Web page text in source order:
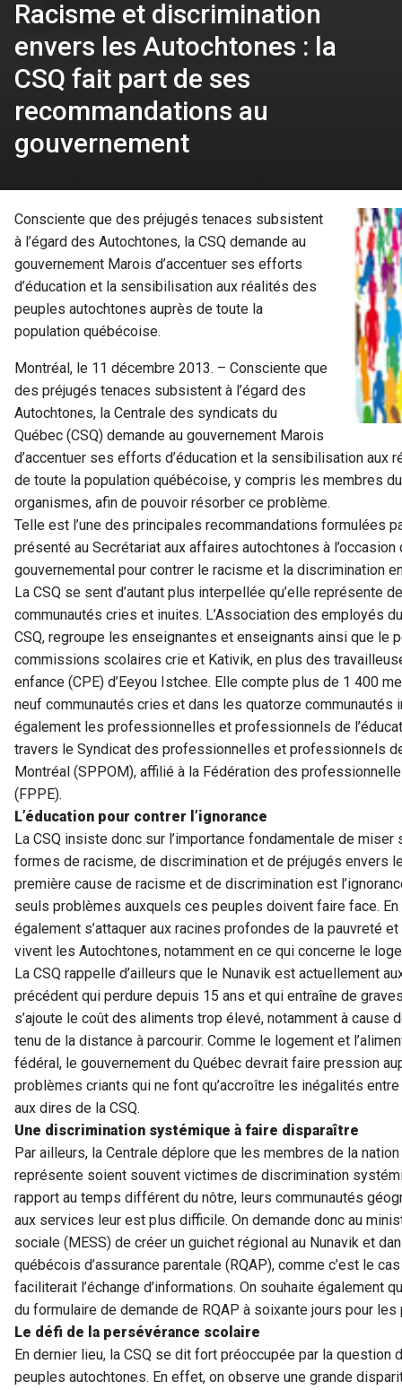
Racisme et discrimination
envers les Autochtones : la
CSQ fait part de ses
recommandations au
gouvernement
Consciente que des préjugés tenaces subsistent
à l’égard des Autochtones, la CSQ demande au
gouvernement Marois d’accentuer ses efforts
d’éducation et la sensibilisation aux réalités des
peuples autochtones auprès de toute la
population québécoise.
Montréal, le 11 décembre 2013. – Consciente que
des préjugés tenaces subsistent à l’égard des
Autochtones, la Centrale des syndicats du
Québec (CSQ) demande au gouvernement Marois
d’accentuer ses efforts d’éducation et la sensibilisation aux
de toute la population québécoise, y compris les membres
organismes, afin de pouvoir résorber ce problème.
Telle est l’une des principales recommandations formulées
présenté au Secrétariat aux affaires autochtones à l’occasion
gouvernemental pour contrer le racisme et la discrimination
La CSQ se sent d’autant plus interpellée qu’elle représente
communautés cries et inuites. L’Association des employés
CSQ, regroupe les enseignantes et enseignants ainsi que le
commissions scolaires crie et Kativik, en plus des
enfance (CPE) d’Eeyou Istchee. Elle compte plus de 1 400
neuf communautés cries et dans les quatorze communautés
également les professionnelles et professionnels de
travers le Syndicat des professionnelles et professionnels
Montréal (SPPOM), affilié à la Fédération des
(FPPE).
L’éducation pour contrer l’ignorance
La CSQ insiste donc sur l’importance fondamentale de
formes de racisme, de discrimination et de préjugés envers
première cause de racisme et de discrimination est
seuls problèmes auxquels ces peuples doivent faire face.
également s’attaquer aux racines profondes de la pauvreté
vivent les Autochtones, notamment en ce qui concerne le
La CSQ rappelle d’ailleurs que le Nunavik est actuellement
précédent qui perdure depuis 15 ans et qui entraîne de
s’ajoute le coût des aliments trop élevé, notamment à
tenu de la distance à parcourir. Comme le logement et
fédéral, le gouvernement du Québec devrait faire pression
problèmes criants qui ne font qu’accroître les inégalités
aux dires de la CSQ.
Une discrimination systémique à faire disparaître
Par ailleurs, la Centrale déplore que les membres de la
représente soient souvent victimes de discrimination
rapport au temps différent du nôtre, leurs communautés
aux services leur est plus difficile. On demande donc au
sociale (MESS) de créer un guichet régional au Nunavik et
québécois d’assurance parentale (RQAP), comme c’est le
faciliterait l’échange d’informations. On souhaite également
du formulaire de demande de RQAP à soixante jours pour
Le défi de la persévérance scolaire
En dernier lieu, la CSQ se dit fort préoccupée par la
peuples autochtones. En effet, on observe une grande